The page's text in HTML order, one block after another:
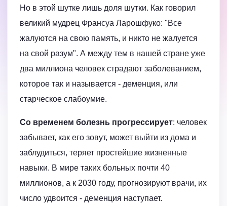
Но в этой шутке лишь доля шутки. Как говорил
великий мудрец Франсуа Ларошфуко: "Все
жалуются на свою память, и никто не жалуется
на свой разум". А между тем в нашей стране уже
два миллиона человек страдают заболеванием,
которое так и называется - деменция, или
старческое слабоумие.
Со временем болезнь прогрессирует: человек
забывает, как его зовут, может выйти из дома и
заблудиться, теряет простейшие жизненные
навыки. В мире таких больных почти 40
миллионов, а к 2030 году, прогнозируют врачи, их
число удвоится - деменция наступает.